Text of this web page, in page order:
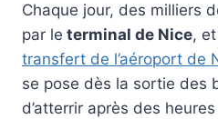
Chaque jour, des milliers
par le terminal de Nice,
transfert de l’aéroport de
se pose dès la sortie des
d’atterrir après des